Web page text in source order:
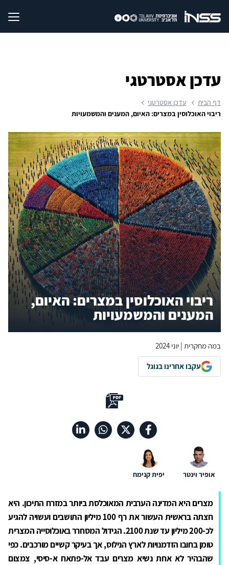
עדכן אסטרטגי
דף הבית
עדכן אסטרטגי
ריבוי האוכלוסין במצרים: האיום, המענים והמשמעויות
ריבוי האוכלוסין במצרים: האיום,
המענים והמשמעויות
במה מחקרית | יוני 2024
עקבו אחרינו בגוגל
אופיר וינטר יפית קנימח
מצרים היא המדינה הערבית המאוכלסת ביותר במזרח התיכון. היא
חצתה בראשית העשור את רף 100 מיליון התושבים ועשויה להגיע
לכ-200 מיליון עד שנת 2100. הגידול המסחרר באוכלוסייה המצרית
טומן בחובו הזדמנויות לארץ הנילוס, אך בעיקר קשיים מורכבים. כפי
שהבהיר לא אחת נשיא מצרים עבד אל-פתאח א-סיסי, צמצום